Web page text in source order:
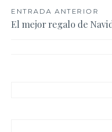
Navegación
de
ENTRADA ANTERIOR
El mejor regalo de